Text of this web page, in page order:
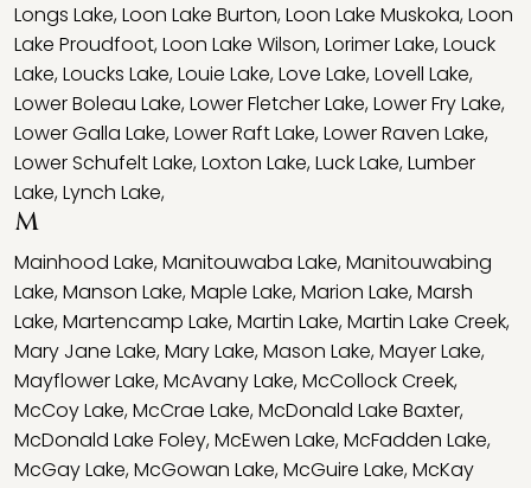
Longs Lake,Loon Lake Burton,Loon Lake Muskoka,Loon
Lake Proudfoot,Loon Lake Wilson,Lorimer Lake,Louck
Lake,Loucks Lake,Louie Lake,Love Lake,Lovell Lake,
Lower Boleau Lake,Lower Fletcher Lake,Lower Fry Lake,
Lower Galla Lake,Lower Raft Lake,Lower Raven Lake,
Lower Schufelt Lake,Loxton Lake,Luck Lake,Lumber
Lake,Lynch Lake,
M
Mainhood Lake,Manitouwaba Lake,Manitouwabing
Lake,Manson Lake,Maple Lake,Marion Lake,Marsh
Lake,Martencamp Lake,Martin Lake,Martin Lake Creek,
Mary Jane Lake,Mary Lake,Mason Lake,Mayer Lake,
Mayflower Lake,McAvany Lake,McCollock Creek,
McCoy Lake,McCrae Lake,McDonald Lake Baxter,
McDonald Lake Foley,McEwen Lake,McFadden Lake,
McGay Lake,McGowan Lake,McGuire Lake,McKay